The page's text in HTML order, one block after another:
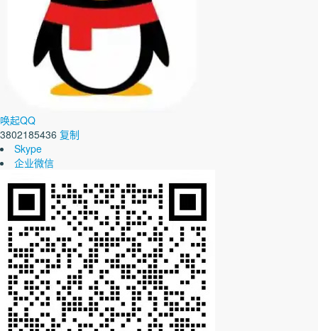
唤起QQ
3802185436 复制
Skype
企业微信